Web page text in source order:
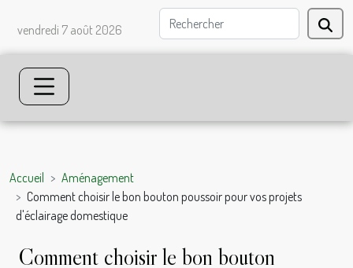
vendredi 7 août 2026
Accueil
Aménagement
Comment choisir le bon bouton poussoir pour vos projets
d'éclairage domestique
Comment choisir le bon bouton